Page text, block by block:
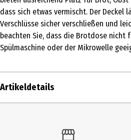
dass sich etwas vermischt. Der Deckel
Verschlüsse sicher verschließen und
beachten Sie, dass die Brotdose nicht
Spülmaschine oder der Mikrowelle
Artikeldetails